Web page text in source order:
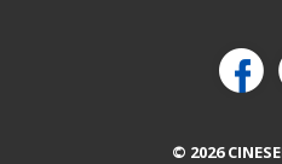
© 2026